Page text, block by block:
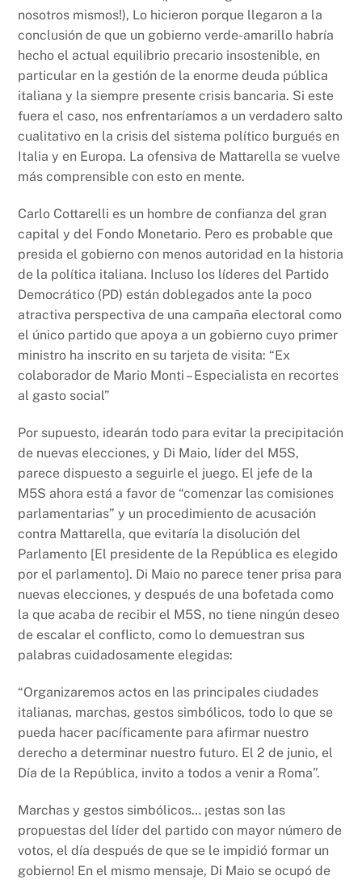
nosotros mismos!), Lo hicieron porque llegaron a la
conclusión de que un gobierno verde-amarillo habría
hecho el actual equilibrio precario insostenible, en
particular en la gestión de la enorme deuda pública
italiana y la siempre presente crisis bancaria. Si este
fuera el caso, nos enfrentaríamos a un verdadero salto
cualitativo en la crisis del sistema político burgués en
Italia y en Europa. La ofensiva de Mattarella se vuelve
más comprensible con esto en mente.
Carlo Cottarelli es un hombre de confianza del gran
capital y del Fondo Monetario. Pero es probable que
presida el gobierno con menos autoridad en la historia
de la política italiana. Incluso los líderes del Partido
Democrático (PD) están doblegados ante la poco
atractiva perspectiva de una campaña electoral como
el único partido que apoya a un gobierno cuyo primer
ministro ha inscrito en su tarjeta de visita: “Ex
colaborador de Mario Monti – Especialista en recortes
al gasto social”
Por supuesto, idearán todo para evitar la precipitación
de nuevas elecciones, y Di Maio, líder del M5S,
parece dispuesto a seguirle el juego. El jefe de la
M5S ahora está a favor de “comenzar las comisiones
parlamentarias” y un procedimiento de acusación
contra Mattarella, que evitaría la disolución del
Parlamento [El presidente de la República es elegido
por el parlamento]. Di Maio no parece tener prisa para
nuevas elecciones, y después de una bofetada como
la que acaba de recibir el M5S, no tiene ningún deseo
de escalar el conflicto, como lo demuestran sus
palabras cuidadosamente elegidas:
“Organizaremos actos en las principales ciudades
italianas, marchas, gestos simbólicos, todo lo que se
pueda hacer pacíficamente para afirmar nuestro
derecho a determinar nuestro futuro. El 2 de junio, el
Día de la República, invito a todos a venir a Roma”.
Marchas y gestos simbólicos… ¡estas son las
propuestas del líder del partido con mayor número de
votos, el día después de que se le impidió formar un
gobierno! En el mismo mensaje, Di Maio se ocupó de